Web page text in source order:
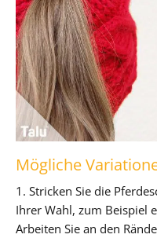
Mögliche
1. Stricken Sie die
Ihrer Wahl, zum Beispiel
Arbeiten Sie an den